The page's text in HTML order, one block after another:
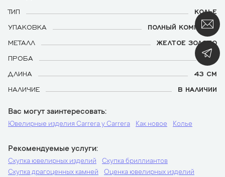
ТИП
КОЛЬЕ
УПАКОВКА
ПОЛНЫЙ КОМПЛЕКТ
МЕТАЛЛ
ЖЕЛТОЕ ЗОЛОТО
ПРОБА
750
ДЛИНА
43 СМ
НАЛИЧИЕ
В НАЛИЧИИ
Вас могут заинтересовать
Ювелирные изделия Carrera y Carrera Как новое Колье
Рекомендуемые услуги
Скупка ювелирных изделий
Скупка бриллиантов
Скупка драгоценных камней
Оценка ювелирных изделий